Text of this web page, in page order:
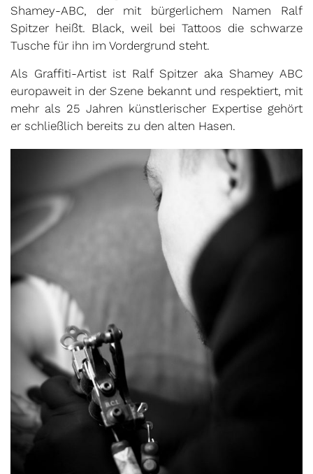
Shamey-ABC, der mit bürgerlichem Namen Ralf
Spitzer heißt. Black, weil bei Tattoos die schwarze
Tusche für ihn im Vordergrund steht.
Als Graffiti-Artist ist Ralf Spitzer aka Shamey ABC
europaweit in der Szene bekannt und respektiert, mit
mehr als 25 Jahren künstlerischer Expertise gehört
er schließlich bereits zu den alten Hasen.